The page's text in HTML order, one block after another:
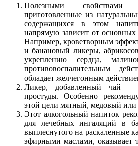
Полезными свойствами
приготовленные из
содержащихся в этом
напрямую зависит от
Например, кроветворным
и банановый ликеры,
укреплению сердца,
противовоспалительным
обладает желчегонным
Ликер, добавленный чай —
простуды. Особенно
этой цели мятный, медовый
Этот алкогольный напиток
для лечебных ингаляций в
выплеснутого на раскаленные
эфирными маслами, оказывает